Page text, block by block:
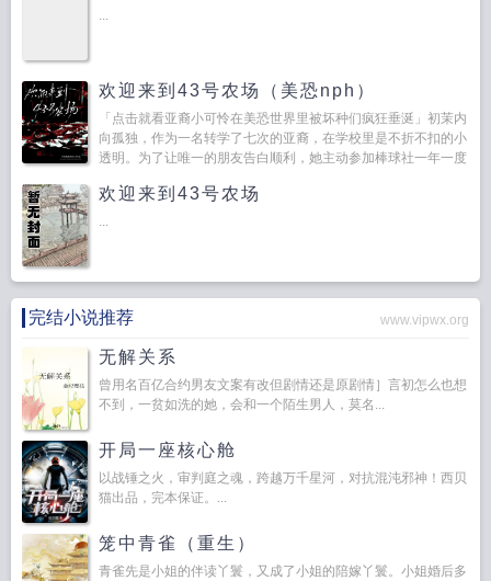
...
欢迎来到43号农场（美恐nph）
「点击就看亚裔小可怜在美恐世界里被坏种们疯狂垂涎」初茉内
向孤独，作为一名转学了七次的亚裔，在学校里是不折不扣的小
透明。为了让唯一的朋友告白顺利，她主动参加棒球社一年一度
欢迎来到43号农场
...
完结小说推荐 www.vipwx.org
无解关系
曾用名百亿合约男友文案有改但剧情还是原剧情］言初怎么也想
不到，一贫如洗的她，会和一个陌生男人，莫名...
开局一座核心舱
以战锤之火，审判庭之魂，跨越万千星河，对抗混沌邪神！西贝
猫出品，完本保证。...
笼中青雀（重生）
青雀先是小姐的伴读丫鬟，又成了小姐的陪嫁丫鬟。小姐婚后多